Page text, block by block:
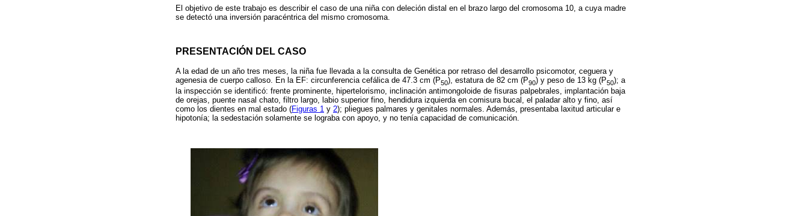
El objetivo de este trabajo es describir el caso de una niña con deleción distal en el brazo largo del cromosoma 10, a cuya madre
se detectó una inversión paracéntrica del mismo cromosoma.
PRESENTACIÓN DEL CASO
A la edad de un año tres meses, la niña fue llevada a la consulta de Genética por retraso del desarrollo psicomotor, ceguera y
agenesia de cuerpo calloso. En la EF: circunferencia cefálica de 47.3 cm (P50), estatura de 82 cm (P90) y peso de 13 kg (P50); a
la inspección se identificó: frente prominente, hipertelorismo, inclinación antimongoloide de fisuras palpebrales, implantación baja
de orejas, puente nasal chato, filtro largo, labio superior fino, hendidura izquierda en comisura bucal, el paladar alto y fino, así
como los dientes en mal estado (Figuras 1 y 2); pliegues palmares y genitales normales. Además, presentaba laxitud articular e
hipotonía; la sedestación solamente se lograba con apoyo, y no tenía capacidad de comunicación.